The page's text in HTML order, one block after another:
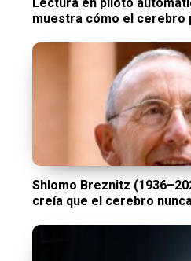
Lectura en piloto
muestra cómo el cerebro
Shlomo Breznitz
creía que el cerebro